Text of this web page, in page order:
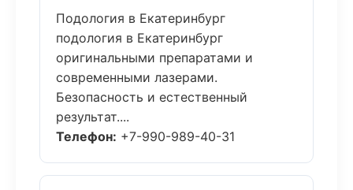
Подология в Екатеринбург
подология в Екатеринбург
оригинальными препаратами и
современными лазерами.
Безопасность и естественный
результат....
Телефон: +7-990-989-40-31